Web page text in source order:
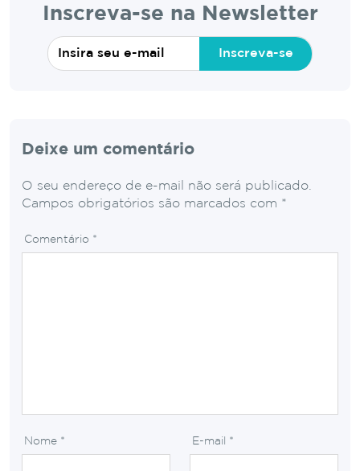
Inscreva-se na Newsletter
Inscreva-se
Deixe um comentário
O seu endereço de e-mail não será publicado.
Campos obrigatórios são marcados com *
Comentário *
Nome * E-mail *